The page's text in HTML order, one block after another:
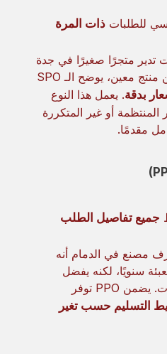
للطلبات ذات المرة
تدير متجرًا صغيرًا في جدة
بدقة. يعمل هذا النوع
أو غير المتكررة
مقدمًا.
جميع تفاصيل الطلب
مصنع في الدمام أنه
مادة تعبئة سنويًا، لكنه يفضل
جدولة التسليم على دفعات. يضمن PPO توفر
التسليم حسب تغير